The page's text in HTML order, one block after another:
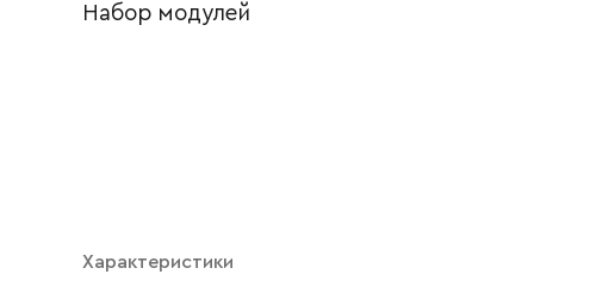
Набор модулей
Характеристики